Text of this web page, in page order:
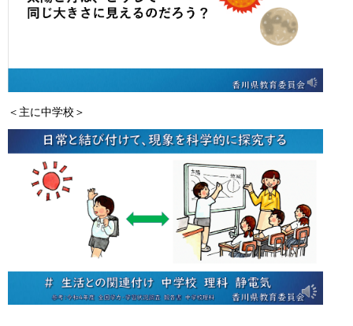
＜主に中学校＞